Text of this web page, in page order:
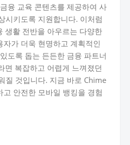
융 교육 콘텐츠를 제공하여 사
시키도록 지원합니다. 이처럼
생활 전반을 아우르는 다양한
가 더욱 현명하고 계획적인
도록 돕는 든든한 금융 파트너
면 복잡하고 어렵게 느껴졌던
질 것입니다. 지금 바로 Chime
안전한 모바일 뱅킹을 경험